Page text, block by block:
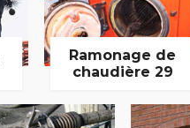
Ramonage de
chaudière 29